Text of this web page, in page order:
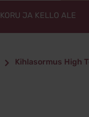
KORU JA KELLO ALE
Kihlasormus High